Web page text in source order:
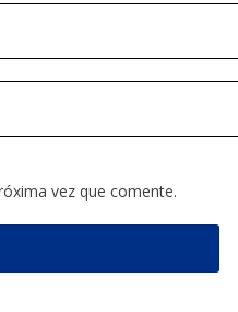
vez que comente.